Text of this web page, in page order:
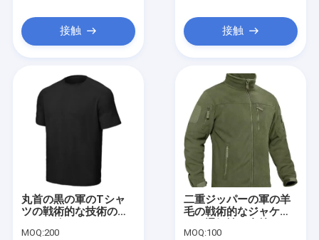
場合
引用を要求しなさい
屋外の戦術的なギヤ
ハイキングブーツ
戦術的なベスト
接触 接触
丸首の黒の軍のTシャ
ツの戦術的な技術のナ
軍の衣服
MOQ:200
二重ジッパーの軍の羊
毛の戦術的なジャケッ
る
MOQ:100